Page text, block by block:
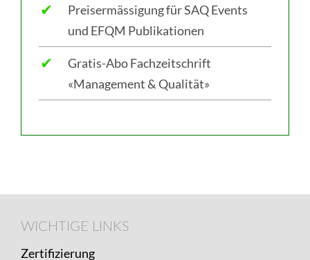
✔
Preisermässigung für SAQ Events
und EFQM Publikationen
✔
Gratis-Abo Fachzeitschrift
«Management & Qualität»
WICHTIGE
WICHTIGE LINKS
Zertifizierung